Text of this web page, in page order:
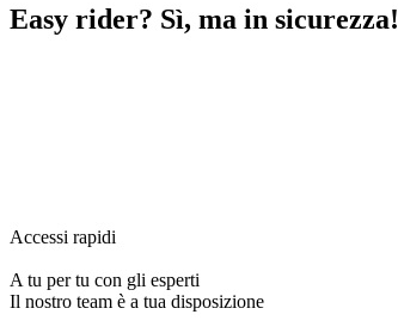
Easy rider? Sì, ma in sicurezza!
Accessi rapidi
A tu per tu con gli esperti
Il nostro team è a tua disposizione